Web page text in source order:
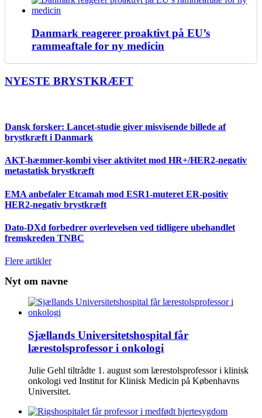
Danmark reagerer proaktivt på EU’s
rammeaftale for ny medicin
NYESTE BRYSTKRÆFT
Dansk forsker: Lancet-studie giver misvisende billede af
brystkræft i Danmark
AKT-hæmmer-kombi viser aktivitet mod HR+/HER2-negativ
metastatisk brystkræft
EMA anbefaler Etcamah mod ESR1-muteret ER-positiv
HER2-negativ brystkræft
Dato-DXd forbedrer overlevelsen ved tidligere ubehandlet
fremskreden TNBC
Flere artikler
Nyt om navne
Sjællands Universitetshospital får
lærestolsprofessor i onkologi
Julie Gehl tiltrådte 1. august som lærestolsprofessor i klinisk
onkologi ved Institut for Klinisk Medicin på Københavns
Universitet.